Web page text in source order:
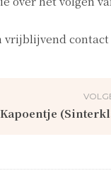
vrijblijvend contact